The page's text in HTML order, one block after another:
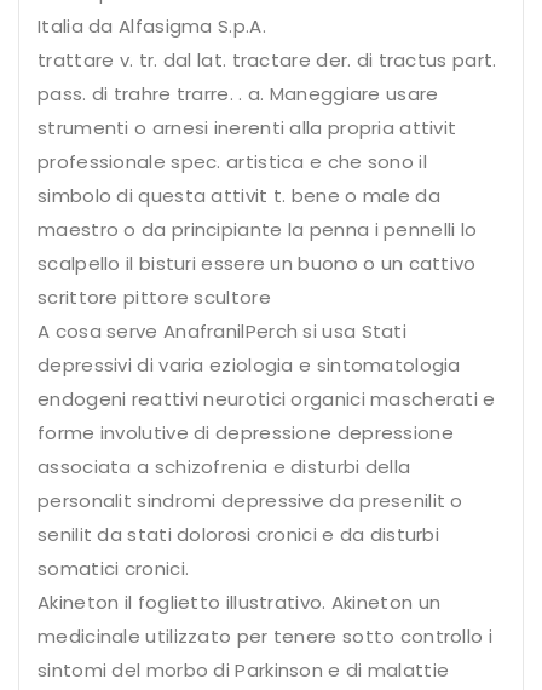
Italia da Alfasigma S.p.A.
trattare v. tr. dal lat. tractare der. di tractus part.
pass. di trahre trarre. . a. Maneggiare usare
strumenti o arnesi inerenti alla propria attivit
professionale spec. artistica e che sono il
simbolo di questa attivit t. bene o male da
maestro o da principiante la penna i pennelli lo
scalpello il bisturi essere un buono o un cattivo
scrittore pittore scultore
A cosa serve AnafranilPerch si usa Stati
depressivi di varia eziologia e sintomatologia
endogeni reattivi neurotici organici mascherati e
forme involutive di depressione depressione
associata a schizofrenia e disturbi della
personalit sindromi depressive da presenilit o
senilit da stati dolorosi cronici e da disturbi
somatici cronici.
Akineton il foglietto illustrativo. Akineton un
medicinale utilizzato per tenere sotto controllo i
sintomi del morbo di Parkinson e di malattie